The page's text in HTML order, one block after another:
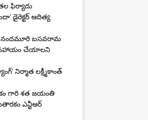
ఫిర్యాదు
డైరెక్ట‌ర్ ఆదిత్య
నందమూరి బసవరామ
సహాయం చేయాలని
నిర్మాత లక్ష్మీకాంత్
గారి శత జయంతి
ఎన్టీఆర్